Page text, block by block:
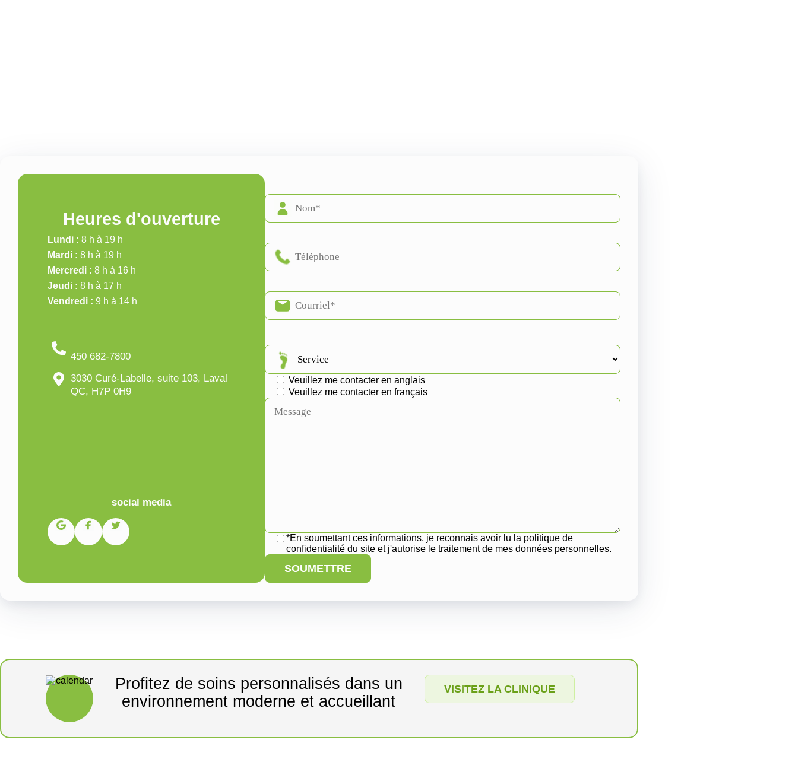
Heures d'ouverture
Lundi : 8 h à 19 h
Mardi : 8 h à 19 h
Mercredi : 8 h à 16 h
Jeudi : 8 h à 17 h
Vendredi : 9 h à 14 h
450 682-7800
3030 Curé-Labelle, suite 103, Laval
QC, H7P 0H9
social media
Veuillez me contacter en anglais
Veuillez me contacter en français
*En soumettant ces informations, je reconnais avoir lu la politique de
confidentialité du site et j'autorise le traitement de mes données personnelles.
SOUMETTRE
Profitez de soins personnalisés dans un
environnement moderne et accueillant
VISITEZ LA CLINIQUE